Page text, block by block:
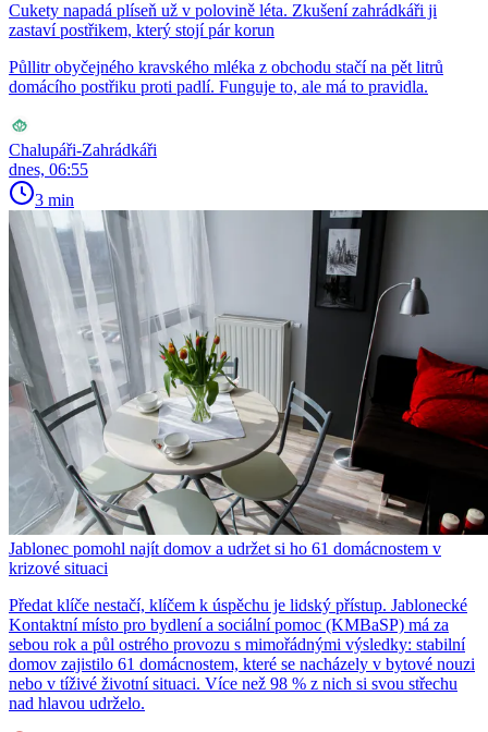
Cukety napadá plíseň už v polovině léta. Zkušení zahrádkáři ji
zastaví postřikem, který stojí pár korun
Půllitr obyčejného kravského mléka z obchodu stačí na pět litrů
domácího postřiku proti padlí. Funguje to, ale má to pravidla.
Chalupáři-Zahrádkáři
dnes, 06:55
3 min
Jablonec pomohl najít domov a udržet si ho 61 domácnostem v
krizové situaci
Předat klíče nestačí, klíčem k úspěchu je lidský přístup. Jablonecké
Kontaktní místo pro bydlení a sociální pomoc (KMBaSP) má za
sebou rok a půl ostrého provozu s mimořádnými výsledky: stabilní
domov zajistilo 61 domácnostem, které se nacházely v bytové nouzi
nebo v tíživé životní situaci. Více než 98 % z nich si svou střechu
nad hlavou udrželo.